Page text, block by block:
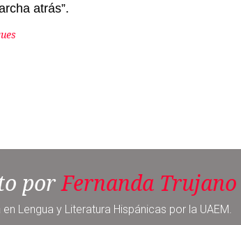
atrás”.
porFernanda
Lengua y Literatura Hispánicas por la UAEM.